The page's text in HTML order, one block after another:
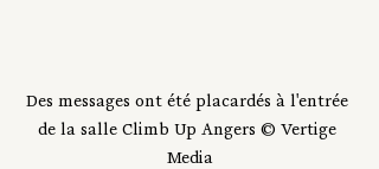
Des messages ont été placardés à l'entrée
de la salle Climb Up Angers © Vertige
Media